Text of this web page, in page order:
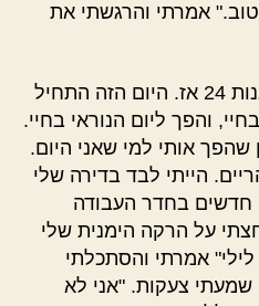
אמרתי והרגשתי את
השנה הייתה 2037. היינו בנות 24 אז. היום הזה התחיל
והפך ליום הנוראי בחיי.
שהפך אותי למי שאני היום.
הייתי לבד בדירה שלי
חדשים בחדר העבודה
על הרקה הימנית שלי
אמרתי והסתכלתי
צעקות. "אני לא